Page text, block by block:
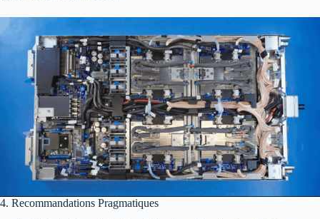
4. Recommandations Pragmatiques